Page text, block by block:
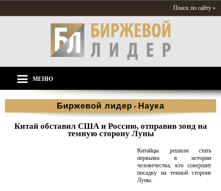
Поиск по сайту »
МЕНЮ
Биржевой лидер » Наука
Китай обставил США и Россию, отправив зонд на
темную сторону Луны
Китайцы решили стать
первыми в истории
человечества, кто совершит
посадку на темной стороне
Луны.